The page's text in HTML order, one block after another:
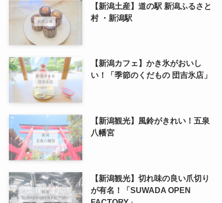
【新潟土産】道の駅 新潟ふるさと
村 ・新潟駅
【新潟カフェ】かき氷がおいし
い！「季節のくだもの 団吉氷店」
【新潟観光】風鈴がきれい！五泉
八幡宮
【新潟観光】切れ味の良い爪切り
が有名！「SUWADA OPEN